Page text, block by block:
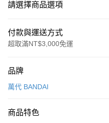
請選擇商品選項
付款與運送方式
超取滿NT$3,000免運
信用卡一次付款
Apple Pay
品牌
萬代 BANDAI
商品特色